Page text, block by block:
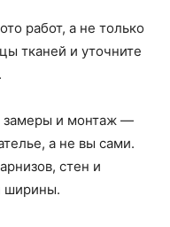
работ, а не только
тканей и уточните
замеры и монтаж —
а не вы сами.
стен и
ширины.